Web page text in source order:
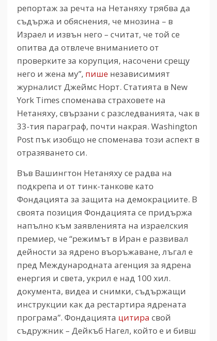
репортаж за речта на Нетаняху трябва да
съдържа и обяснения, че мнозина – в
Израел и извън него – считат, че той се
опитва да отвлече вниманието от
проверките за корупция, насочени срещу
него и жена му”, пише независимият
журналист Джеймс Норт. Статията в New
York Times споменава страховете на
Нетаняху, свързани с разследванията, чак в
33-тия параграф, почти накрая. Washington
Post пък изобщо не споменава този аспект в
отразяването си.
Във Вашингтон Нетаняху се радва на
подкрепа и от тинк-танкове като
Фондацията за защита на демокрациите. В
своята позиция Фондацията се придържа
напълно към заявленията на израелския
премиер, че “режимът в Иран е развивал
дейности за ядрено въоръжаване, лъгал е
пред Международната агенция за ядрена
енергия и света, укрил е над 100 хил.
документа, видеа и снимки, съдържащи
инструкции как да рестартира ядрената
програма”. Фондацията цитира свой
съдружник – Дейкъб Нагел, който е и бивш